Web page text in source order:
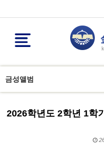
금성앨범
2026학년도 2학년 1학